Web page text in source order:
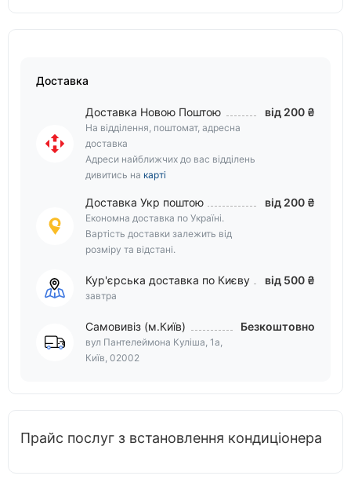
Доставка
Доставка Новою Поштою
На відділення, поштомат, адресна
доставка
Адреси найближчих до вас відділень
дивитись на карті
від 200 ₴
Доставка Укр поштою
Економна доставка по Україні.
Вартість доставки залежить від
розміру та відстані.
від 200 ₴
Кур'єрська доставка по Києву
завтра
від 500 ₴
Самовивіз (м.Київ)
вул Пантелеймона Куліша, 1а,
Київ, 02002
Безкоштовно
Прайс послуг з встановлення кондиціонера